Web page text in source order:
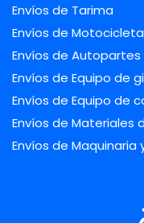
Envíos de Tarima
Envíos de Motocicleta
Envíos de Autopartes
Envíos de Equipo de
Envíos de Equipo de
Envíos de Materiales
Envíos de